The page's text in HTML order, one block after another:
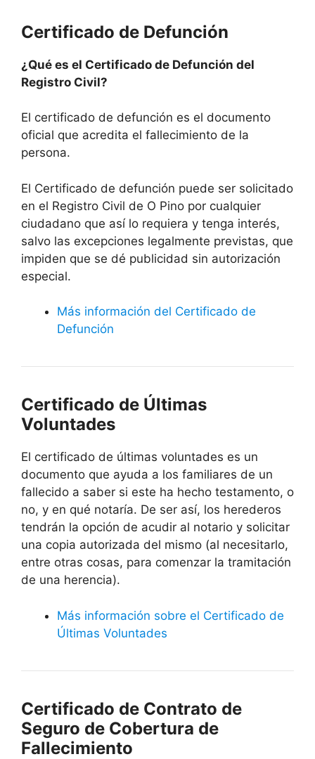
Certificado de Defunción
¿Qué es el Certificado de Defunción del
Registro Civil?
El certificado de defunción es el documento
oficial que acredita el fallecimiento de la
persona.
El Certificado de defunción puede ser solicitado
en el Registro Civil de O Pino por cualquier
ciudadano que así lo requiera y tenga interés,
salvo las excepciones legalmente previstas, que
impiden que se dé publicidad sin autorización
especial.
Más información del Certificado de
Defunción
Certificado de Últimas
Voluntades
El certificado de últimas voluntades es un
documento que ayuda a los familiares de un
fallecido a saber si este ha hecho testamento, o
no, y en qué notaría. De ser así, los herederos
tendrán la opción de acudir al notario y solicitar
una copia autorizada del mismo (al necesitarlo,
entre otras cosas, para comenzar la tramitación
de una herencia).
Más información sobre el Certificado de
Últimas Voluntades
Certificado de Contrato de
Seguro de Cobertura de
Fallecimiento